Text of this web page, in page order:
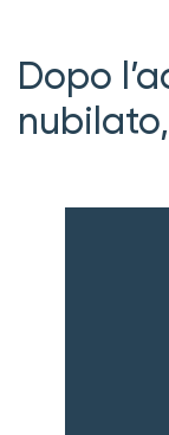
Dopo